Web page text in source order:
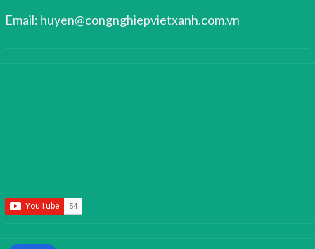
Email: huyen@congnghiepvietxanh.com.vn